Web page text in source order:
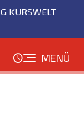
KURSWELT
MENÜ